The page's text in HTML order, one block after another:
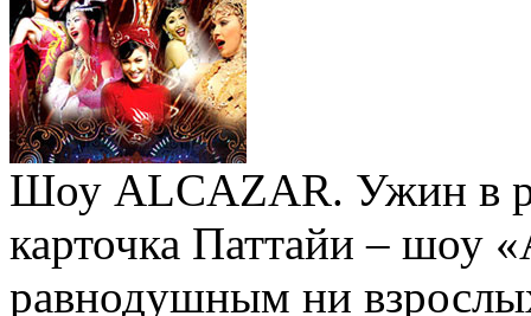
Шоу ALCAZAR. Ужин в
карточка Паттайи – шоу
равнодушным ни